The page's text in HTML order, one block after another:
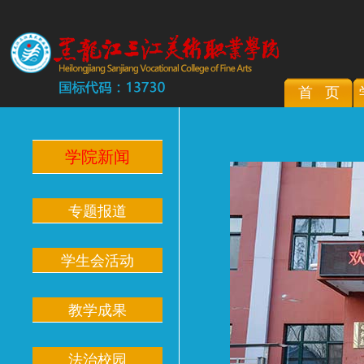
首 页
学院新闻
专题报道
学生会活动
教学成果
法治校园